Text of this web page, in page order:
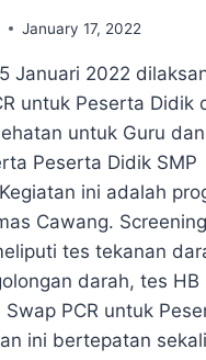
January 17, 2022
Januari 2022
untuk Peserta Didik
untuk Guru dan
Peserta Didik SMP
ini adalah
Cawang. Screening
tes tekanan
darah, tes HB
PCR untuk
ini bertepatan